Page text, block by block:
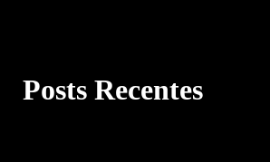
Posts Recentes